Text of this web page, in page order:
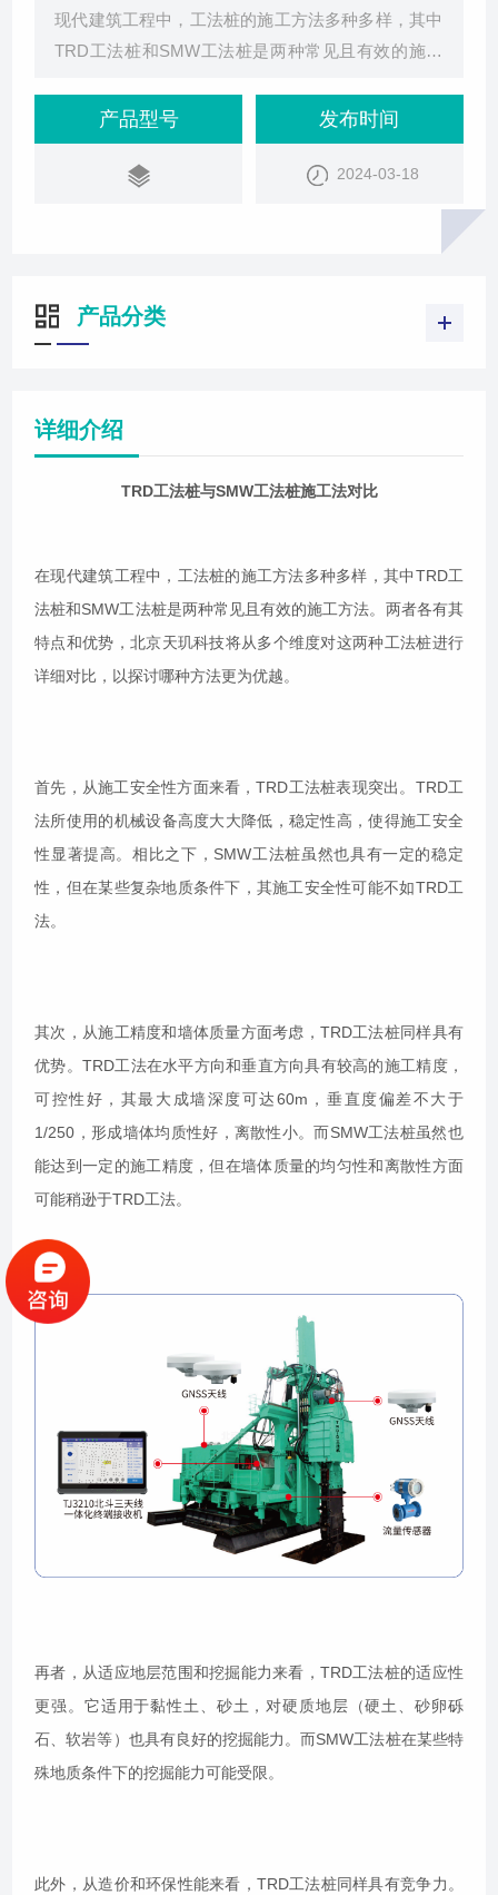
现代建筑工程中，工法桩的施工方法多种多样，其中
TRD工法桩和SMW工法桩是两种常见且有效的施工
这两种工法桩进行详细对比，以探讨哪种方法更为优
越。首先，从施工安全性方面来看，TRD工法桩表现
突出。TRD工法所使用的机械设备高度大大降低，稳
定性高，使得施工安全性显著提高。相比之下，SM
产品型号 发布时间
2024-03-18
产品分类
详细介绍
TRD工法桩与SMW工法桩施工法对比
在现代建筑工程中，工法桩的施工方法多种多样，其中TRD工
法桩和SMW工法桩是两种常见且有效的施工方法。两者各有其
特点和优势，北京天玑科技将从多个维度对这两种工法桩进行
详细对比，以探讨哪种方法更为优越。
首先，从施工安全性方面来看，TRD工法桩表现突出。TRD工
法所使用的机械设备高度大大降低，稳定性高，使得施工安全
性显著提高。相比之下，SMW工法桩虽然也具有一定的稳定
性，但在某些复杂地质条件下，其施工安全性可能不如TRD工
法。
其次，从施工精度和墙体质量方面考虑，TRD工法桩同样具有
优势。TRD工法在水平方向和垂直方向具有较高的施工精度，
可控性好，其最大成墙深度可达60m，垂直度偏差不大于
1/250，形成墙体均质性好，离散性小。而SMW工法桩虽然也
能达到一定的施工精度，但在墙体质量的均匀性和离散性方面
可能稍逊于TRD工法。
再者，从适应地层范围和挖掘能力来看，TRD工法桩的适应性
更强。它适用于黏性土、砂土，对硬质地层（硬土、砂卵砾
石、软岩等）也具有良好的挖掘能力。而SMW工法桩在某些特
殊地质条件下的挖掘能力可能受限。
此外，从造价和环保性能来看，TRD工法桩同样具有竞争力。